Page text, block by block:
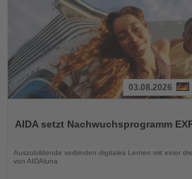
die
03.08.2026
AIDA setzt Nachwuchsprogramm
Auszubildende verbinden digitales Lernen mit einer
von AIDAluna